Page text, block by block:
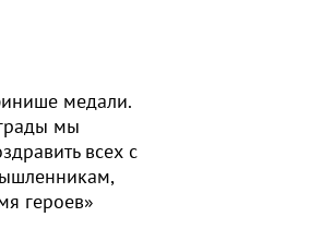
медали.
мы
всех с
героев»